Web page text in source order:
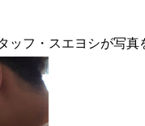
フ・スエヨシが写真